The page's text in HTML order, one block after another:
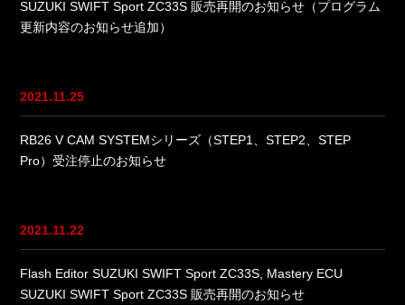
SUZUKI SWIFT Sport ZC33S 販売再開のお知らせ（プログラム
更新内容のお知らせ追加）
2021.11.25
RB26 V CAM SYSTEMシリーズ（STEP1、STEP2、STEP
Pro）受注停止のお知らせ
2021.11.22
Flash Editor SUZUKI SWIFT Sport ZC33S, Mastery ECU
SUZUKI SWIFT Sport ZC33S 販売再開のお知らせ